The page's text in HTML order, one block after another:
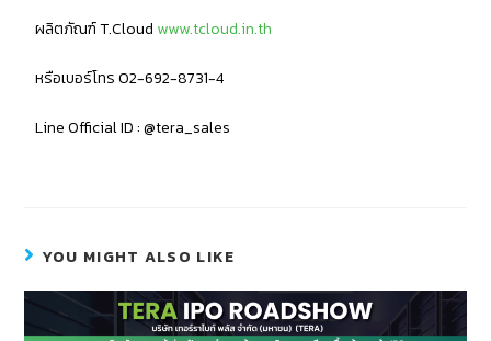
ผลิตภัณฑ์ T.Cloud www.tcloud.in.th
หรือเบอร์โทร 02-692-8731-4
Line Official ID : @tera_sales
YOU MIGHT ALSO LIKE